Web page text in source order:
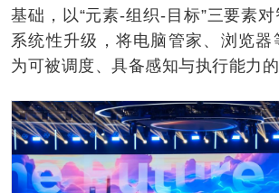
基础，以“元素-组织-目标”三要素
系统性升级，将电脑管家、浏览器
为可被调度、具备感知与执行能力的